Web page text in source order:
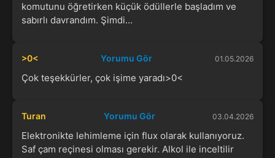
komutunu öğretirken küçük ödüllerle başladım ve
sabırlı davrandım. Şimdi...
>0< Yorumu Gör 01.05.2026
Çok teşekkürler, çok işime yaradı>0<
Turan Yorumu Gör 03.04.2026
Elektronikte lehimleme için flux olarak kullanıyoruz.
Saf çam reçinesi olması gerekir. Alkol ile inceltilir